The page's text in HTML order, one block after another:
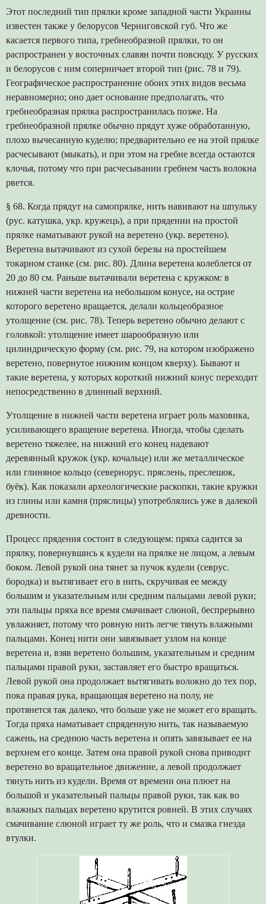
Этот последний тип прялки кроме западной части Украины
известен также у белорусов Черниговской губ. Что же
касается первого типа, гребнеобразной прялки, то он
распространен у восточных славян почти повсюду. У русских
и белорусов с ним соперничает второй тип (рис. 78 и 79).
Географическое распространение обоих этих видов весьма
неравномерно; оно дает основание предполагать, что
гребнеобразная прялка распространилась позже. На
гребнеобразной прялке обычно прядут хуже обработанную,
плохо вычесанную куделю; предварительно ее на этой прялке
расчесывают (мыкать), и при этом на гребне всегда остаются
клочья, потому что при расчесывании гребнем часть волокна
рвется.
§ 68. Когда прядут на самопрялке, нить навивают на шпульку
(рус. катушка, укр. кружець), а при прядении на простой
прялке наматывают рукой на веретено (укр. веретено).
Веретена вытачивают из сухой березы на простейшем
токарном станке (см. рис. 80). Длина веретена колеблется от
20 до 80 см. Раньше вытачивали веретена с кружком: в
нижней части веретена на небольшом конусе, на острие
которого веретено вращается, делали кольцеобразное
утолщение (см. рис. 78). Теперь веретено обычно делают с
головкой: утолщение имеет шарообразную или
цилиндрическую форму (см. рис. 79, на котором изображено
веретено, повернутое нижним концом кверху). Бывают и
такие веретена, у которых короткий нижний конус переходит
непосредственно в длинный верхний.
Утолщение в нижней части веретена играет роль маховика,
усиливающего вращение веретена. Иногда, чтобы сделать
веретено тяжелее, на нижний его конец надевают
деревянный кружок (укр. кочальце) или же металлическое
или глиняное кольцо (севернорус. пряслень, преслешок,
буёк). Как показали археологические раскопки, такие кружки
из глины или камня (пряслицы) употреблялись уже в далекой
древности.
Процесс прядения состоит в следующем: пряха садится за
прялку, повернувшись к кудели на прялке не лицом, а левым
боком. Левой рукой она тянет за пучок кудели (севрус.
бородка) и вытягивает его в нить, скручивая ее между
большим и указательным или средним пальцами левой руки;
эти пальцы пряха все время смачивает слюной, беспрерывно
увлажняет, потому что ровную нить легче тянуть влажными
пальцами. Конец нити они завязывает узлом на конце
веретена и, взяв веретено большим, указательным и средним
пальцами правой руки, заставляет его быстро вращаться.
Левой рукой она продолжает вытягивать волокно до тех пор,
пока правая рука, вращающая веретено на полу, не
протянется так далеко, что больше уже не может его вращать.
Тогда пряха наматывает спряденную нить, так называемую
сажень, на среднюю часть веретена и опять завязывает ее на
верхнем его конце. Затем она правой рукой снова приводит
веретено во вращательное движение, а левой продолжает
тянуть нить из кудели. Время от времени она плюет на
большой и указательный пальцы правой руки, так как во
влажных пальцах веретено крутится ровней. В этих случаях
смачивание слюной играет ту же роль, что и смазка гнезда
втулки.